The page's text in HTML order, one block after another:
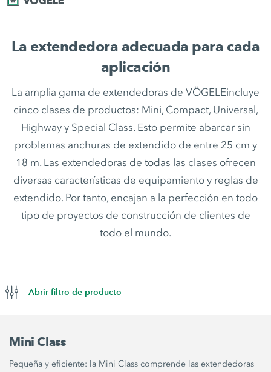
La extendedora adecuada para cada
aplicación
La amplia gama de extendedoras de VÖGELEincluye
cinco clases de productos: Mini, Compact, Universal,
Highway y Special Class. Esto permite abarcar sin
problemas anchuras de extendido de entre 25 cm y
18 m. Las extendedoras de todas las clases ofrecen
diversas características de equipamiento y reglas de
extendido. Por tanto, encajan a la perfección en todo
tipo de proyectos de construcción de clientes de
todo el mundo.
Abrir filtro de producto
Mini Class
Pequeña y eficiente: la Mini Class comprende las extendedoras